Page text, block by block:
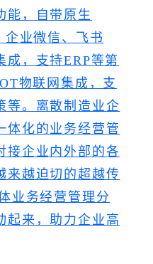
能，自带原生
业微信、飞书
成，支持ERP等第
物联网集成，支
等。离散制造业企
体化的业务经营管
接企业内外部的各
来越迫切的超越传
业务经营管理分
起来，助力企业高